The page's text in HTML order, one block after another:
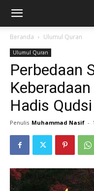
Beranda Ulumul Quran
Ulumul Quran
Perbedaan
Hadis Qudsi
Penulis Muhammad Nasif -